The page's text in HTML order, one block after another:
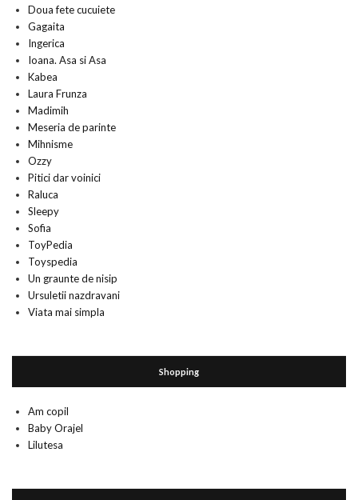
Doua fete cucuiete
Gagaita
Ingerica
Ioana. Asa si Asa
Kabea
Laura Frunza
Madimih
Meseria de parinte
Mihnisme
Ozzy
Pitici dar voinici
Raluca
Sleepy
Sofia
ToyPedia
Toyspedia
Un graunte de nisip
Ursuletii nazdravani
Viata mai simpla
Shopping
Am copil
Baby Orajel
Lilutesa